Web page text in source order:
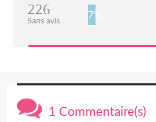
226
Sans avis 7%
1 Commentaire(s)